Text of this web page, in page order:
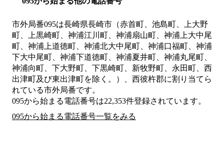
市外局番095は長崎県長崎市（赤首町、池島町、上大野
町、上黒崎町、神浦江川町、神浦扇山町、神浦上大中尾
町、神浦上道徳町、神浦北大中尾町、神浦口福町、神浦
下大中尾町、神浦下道徳町、神浦夏井町、神浦丸尾町、
神浦向町、下大野町、下黒崎町、新牧野町、永田町、西
出津町及び東出津町を除く。）、西彼杵郡に割り当てら
れている市外局番です。
095から始まる電話番号は22,353件登録されています。
095から始まる電話番号一覧をみる